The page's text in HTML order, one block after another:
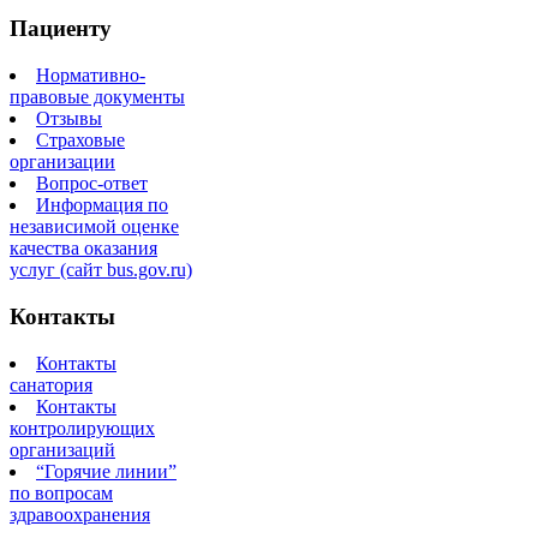
Пациенту
Нормативно-
правовые документы
Отзывы
Страховые
организации
Вопрос-ответ
Информация по
независимой оценке
качества оказания
услуг (сайт bus.gov.ru)
Контакты
Контакты
санатория
Контакты
контролирующих
организаций
“Горячие линии”
по вопросам
здравоохранения